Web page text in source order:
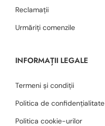
Reclamații
Urmăriți comenzile
INFORMAȚII LEGALE
Termeni și condiții
Politica de confidențialitate
Politica cookie-urilor